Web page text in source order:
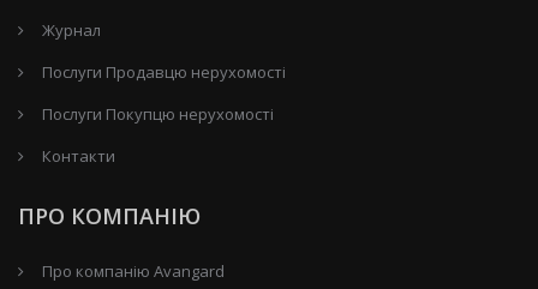
Журнал
Послуги Продавцю нерухомості
Послуги Покупцю нерухомості
Контакти
ПРО КОМПАНІЮ
Про компанію Avangard